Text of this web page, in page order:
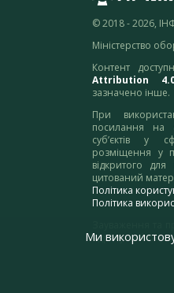
© 2018 - 2026,
Міністерство
Контент
Attribution
зазначено інше.
При
посилання на
суб’єктів у
розміщення у
відкритого
цитований
Політика
Політика
адресу:
Ми